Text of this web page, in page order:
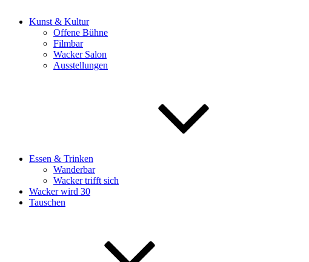
Kunst & Kultur
Offene Bühne
Filmbar
Wacker Salon
Ausstellungen
Essen & Trinken
Wanderbar
Wacker trifft sich
Wacker wird 30
Tauschen